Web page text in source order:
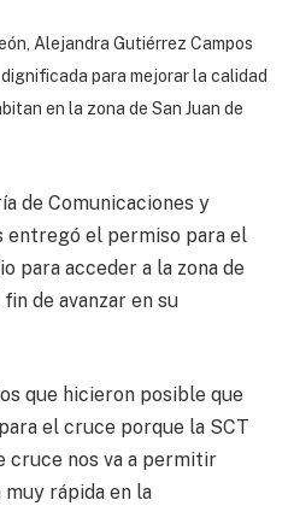
Alejandra Gutiérrez Campos
para mejorar la calidad
en la zona de San Juan de
de Comunicaciones y
entregó el permiso para el
para acceder a la zona de
de avanzar en su
que hicieron posible que
el cruce porque la SCT
cruce nos va a permitir
muy rápida en la